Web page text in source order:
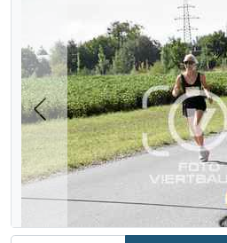
Previous